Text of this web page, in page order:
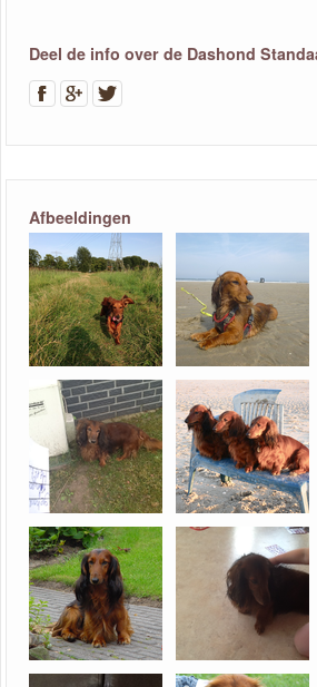
Deel de info over de Dashond
Afbeeldingen